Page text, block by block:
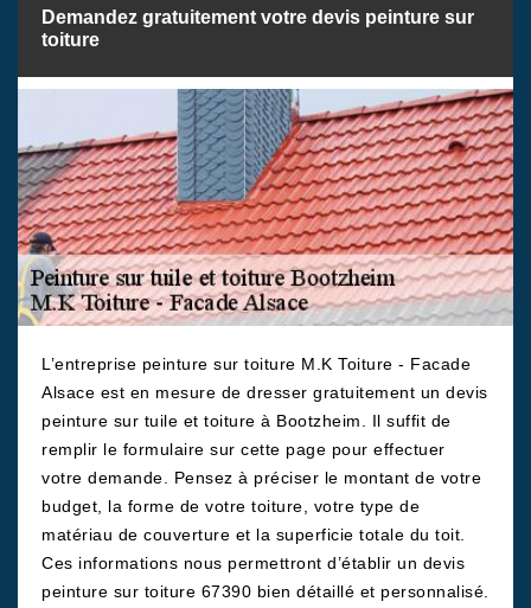
Demandez gratuitement votre devis peinture sur
toiture
L’entreprise peinture sur toiture M.K Toiture - Facade
Alsace est en mesure de dresser gratuitement un devis
peinture sur tuile et toiture à Bootzheim. Il suffit de
remplir le formulaire sur cette page pour effectuer
votre demande. Pensez à préciser le montant de votre
budget, la forme de votre toiture, votre type de
matériau de couverture et la superficie totale du toit.
Ces informations nous permettront d’établir un devis
peinture sur toiture 67390 bien détaillé et personnalisé.